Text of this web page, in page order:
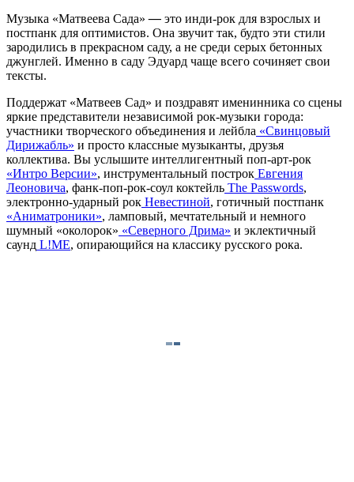
Музыка «Матвеева Сада»— это инди-рок для взрослых и
постпанк для оптимистов. Она звучит так, будто эти стили
зародились в прекрасном саду, а не среди серых бетонных
джунглей. Именно в саду Эдуард чаще всего сочиняет свои
тексты.
Поддержат «Матвеев Сад» и поздравят именинника со сцены
яркие представители независимой рок-музыки города:
участники творческого объединения и лейбла «Свинцовый
Дирижабль» и просто классные музыканты, друзья
коллектива. Вы услышите интеллигентный поп-арт-рок
«Интро Версии», инструментальный построк Евгения
Леоновича, фанк-поп-рок-соул коктейль The Passwords,
электронно-ударный рок Невестиной, готичный постпанк
«Аниматроники», ламповый, мечтательный и немного
шумный «околорок» «Северного Дрима» и эклектичный
саунд L!ME, опирающийся на классику русского рока.